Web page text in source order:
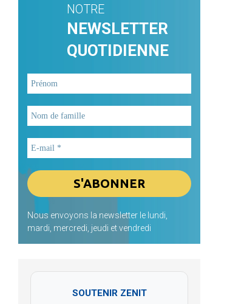
NOTRE
NEWSLETTER
QUOTIDIENNE
Nous envoyons la newsletter le lundi,
mardi, mercredi, jeudi et vendredi
SOUTENIR ZENIT